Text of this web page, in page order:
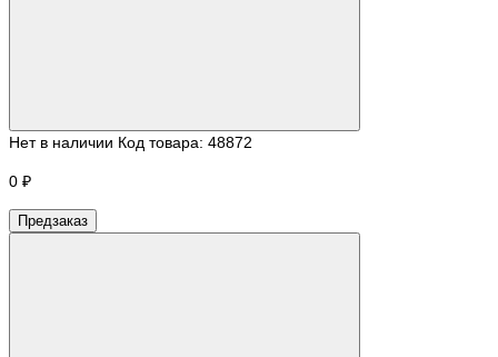
Нет в наличии Код товара: 48872
0 ₽
Предзаказ